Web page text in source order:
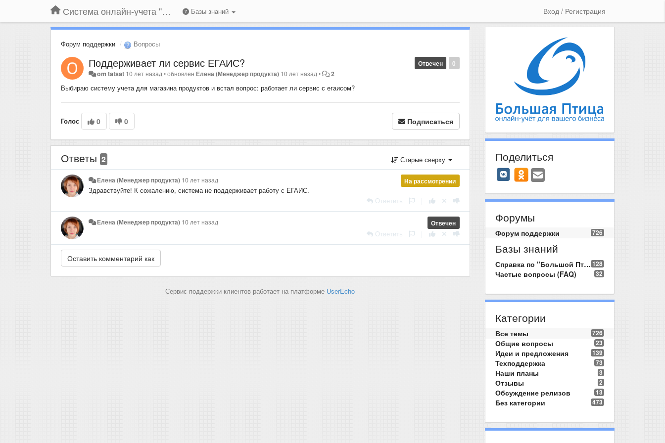
Система онлайн-учета "Большая Птица" Базы знаний Вход / Регистрация
Форум поддержки Вопросы
0
Отвечен
Поддерживает ли сервис ЕГАИС?
om tatsat 10 лет назад •обновленЕлена (Менеджер продукта) 10 лет назад • 2
Выбираю систему учета для магазина продуктов и встал вопрос: работает ли сервис с егаисом?
Голос 0 0 Подписаться
Ответы 2 Старые сверху
На рассмотрении
Елена (Менеджер продукта) 10 лет назад
Здравствуйте! К сожалению, система не поддерживает работу с ЕГАИС.
Ответить
Отвечен
Елена (Менеджер продукта) 10 лет назад
Ответить
Сервис поддержки клиентов работает на платформе UserEcho
Поделиться
Форумы
726
Форум поддержки
Базы знаний
128
Справка по "Большой Птице"
32
Частые вопросы (FAQ)
Категории
726
Все темы
23
Общие вопросы
139
Идеи и предложения
73
Техподдержка
3
Наши планы
2
Отзывы
13
Обсуждение релизов
473
Без категории